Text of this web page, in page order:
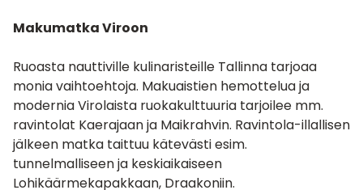
Makumatka Viroon
Ruoasta nauttiville kulinaristeille Tallinna tarjoaa
monia vaihtoehtoja. Makuaistien hemottelua ja
modernia Virolaista ruokakulttuuria tarjoilee mm.
ravintolat Kaerajaanja Maikrahvin. Ravintola-illallisen
jälkeen matka taittuu kätevästi esim.
tunnelmalliseen ja keskiaikaiseen
Lohikäärmekapakkaan, Draakoniin.